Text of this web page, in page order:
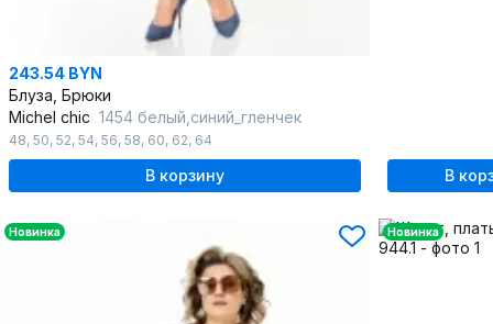
243.54 BYN
Блуза, Брюки
Michel chic 1454 белый,синий_гленчек
48, 50, 52, 54, 56, 58, 60, 62, 64
В корзину В
Новинка Новинка